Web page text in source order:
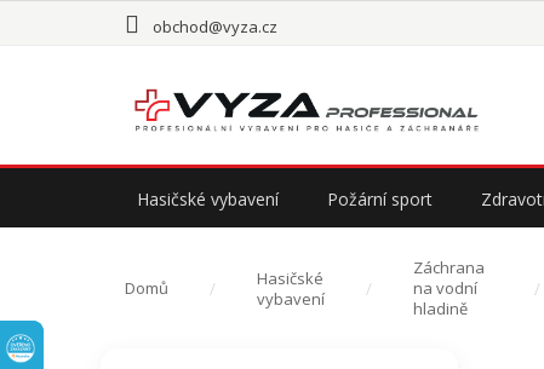
obchod@vyza.cz
Hasičské vybavení Požární sport
Domů
Hasičské
vybavení
Záchrana
na vodní
hladině